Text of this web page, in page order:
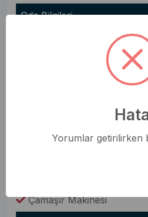
Oda Bilgileri
Saç Kurutma Makinesi
Çamaşır Makinesi
Yorumlar getirilirken